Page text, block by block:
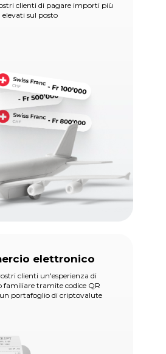
clienti di pagare importi più
elevati sul posto
clienti un'esperienza di
familiare tramite codice QR
portafoglio di criptovalute
elettronico